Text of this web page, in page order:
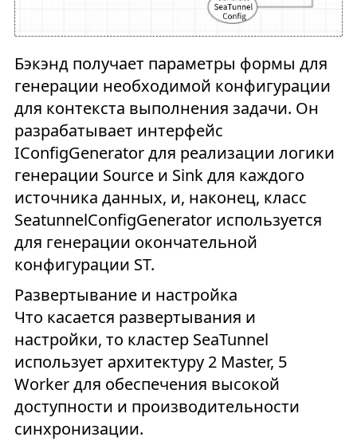
Бэкэнд получает параметры формы для
генерации необходимой конфигурации
для контекста выполнения задачи. Он
разрабатывает интерфейс
IConfigGenerator для реализации логики
генерации Source и Sink для каждого
источника данных, и, наконец, класс
SeatunnelConfigGenerator используется
для генерации окончательной
конфигурации ST.
Развертывание и настройка
Что касается развертывания и
настройки, то кластер SeaTunnel
использует архитектуру 2 Master, 5
Worker для обеспечения высокой
доступности и производительности
синхронизации.